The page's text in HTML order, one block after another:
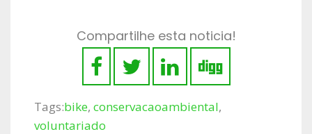
Compartilhe esta noticia!
Tags:bike, conservacaoambiental,
voluntariado